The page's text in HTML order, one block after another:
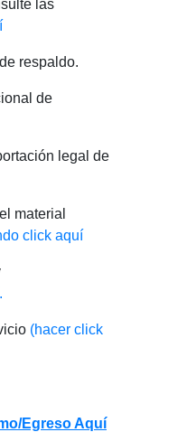
las
respaldo.
de
legal de
material
click aquí
(hacer click
Egreso Aquí